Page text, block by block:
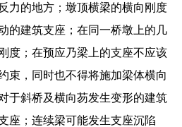
力的地方；墩顶横梁的横向刚度
的建筑支座；在同一桥墩上的几
度；在预应乃梁上的支座不应该
束，同时也不得将施加梁体横向
于斜桥及横向芴发生变形的建筑
座；连续梁可能发生支座沉陷